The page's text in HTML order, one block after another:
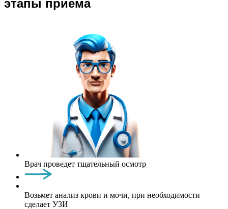
этапы приема
Врач проведет тщательный осмотр
Возьмет анализ крови и мочи, при необходимости
сделает УЗИ